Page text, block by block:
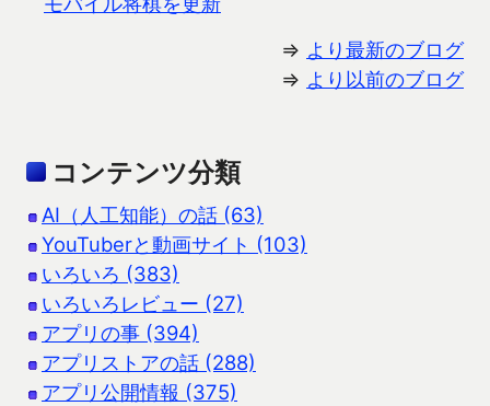
⇒ より最新のブログ
⇒ より以前のブログ
コンテンツ分類
AI（人工知能）の話 (63)
YouTuberと動画サイト (103)
いろいろ (383)
いろいろレビュー (27)
アプリの事 (394)
アプリストアの話 (288)
アプリ公開情報 (375)